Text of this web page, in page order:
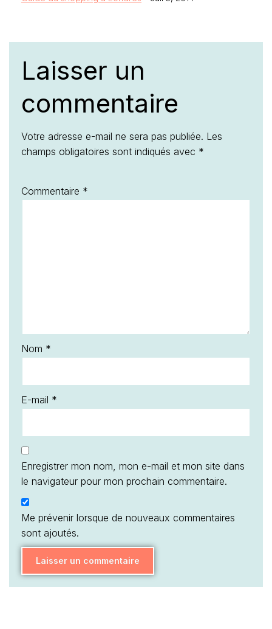
Laisser un
commentaire
Votre adresse e-mail ne sera pas publiée. Les
champs obligatoires sont indiqués avec *
Commentaire *
Nom *
E-mail *
Enregistrer mon nom, mon e-mail et mon site dans
le navigateur pour mon prochain commentaire.
Me prévenir lorsque de nouveaux commentaires
sont ajoutés.